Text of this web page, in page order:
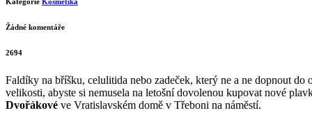
Žádné komentáře
2694
Faldíky na bříšku, celulitida nebo zadeček, který ne a ne dopnout
velikosti, abyste si nemusela na letošní dovolenou kupovat nové
Dvořákové ve Vratislavském domě v Třeboni na náměstí.